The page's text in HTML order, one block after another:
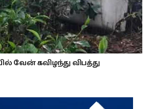
வேன் கவிழந்து விபத்து